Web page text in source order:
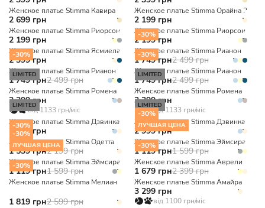
Женское платье Stimma Кавира
2 699 грн
Женское платье Stimma Орайна 2
2 199 грн
Женское платье Stimma Риорсон
2 199 грн
Женское платье Stimma Риорсон
2 199 грн
Женское платье Stimma Ясмиела
2 399 грн
-30%
Женское платье Stimma Рианон
1 749 грн2 499 грн
-30%
Женское платье Stimma Рианон
1 749 грн2 499 грн
-30%
Женское платье Stimma Рианон
1 749 грн2 499 грн
LIMITED
Женское платье Stimma Ромена
3 399 грн
від 1133 грн/міс
LIMITED
Женское платье Stimma Ромена
3 399 грн
від 1133 грн/міс
LIMITED
Женское платье Stimma Дзвинка
2 999 грн
LIMITED
Женское платье Stimma Дзвинка
2 999 грн
-30%
Женское платье Stimma Одетта
1 539 грн2 199 грн
-30%
ЛУЧШАЯ ЦЕНА
Женское платье Stimma Эймсира
1 119 грн1 599 грн
-30%
ЛУЧШАЯ ЦЕНА
Женское платье Stimma Эймсира
1 119 грн1 599 грн
-30%
Женское платье Stimma Аврели
1 679 грн2 399 грн
-30%
Женское платье Stimma Мелиан
1 819 грн2 599 грн
Женское платье Stimma Амайра
3 299 грн
від 1100 грн/міс